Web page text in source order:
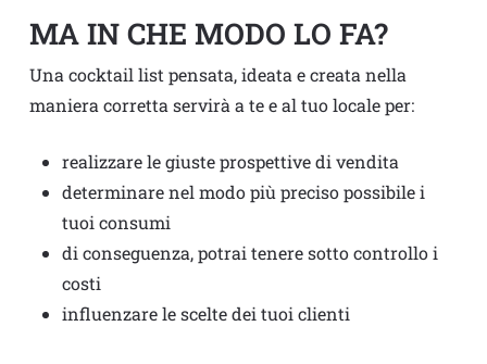
MA IN CHE MODO LO FA?
Una cocktail list pensata, ideata e creata nella
maniera corretta servirà a te e al tuo locale per:
realizzare le giuste prospettive di vendita
determinare nel modo più preciso possibile i
tuoi consumi
di conseguenza, potrai tenere sotto controllo i
costi
influenzare le scelte dei tuoi clienti